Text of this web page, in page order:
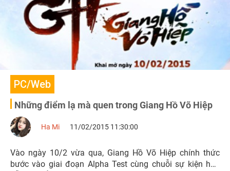
PC/Web
Những điểm lạ mà quen trong Giang Hồ Võ Hiệp
Ha Mi 11/02/2015 11:30:00
Vào ngày 10/2 vừa qua, Giang Hồ Võ Hiệp chính thức
bước vào giai đoạn Alpha Test cùng chuỗi sự kiện hấp